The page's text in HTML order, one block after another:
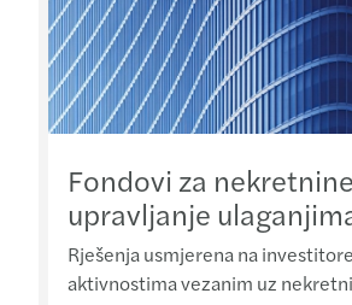
Fondovi za
upravljanje
Rješenja usmjerena na
aktivnostima vezanim uz